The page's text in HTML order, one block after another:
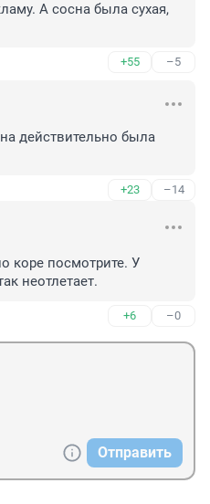
А сосна была сухая,
+55 –5
действительно была
+23 –14
коре посмотрите. У
неотлетает.
+6 –0
Отправить